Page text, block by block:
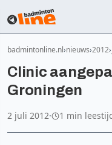
badmintonline.nl nieuws 2012
Clinic
Groningen
2 juli 2012· 1 min